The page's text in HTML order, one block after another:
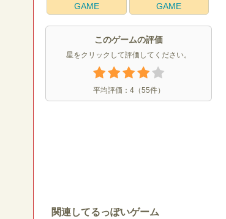
GAME
GAME
このゲームの評価
星をクリックして評価してください。
平均評価： 4（55件）
関連してるっぽいゲーム